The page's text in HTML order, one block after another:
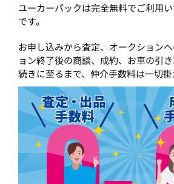
ユーカーパックは完全無料でご利用
です。
お申し込みから査定、オークション
ョン終了後の商談、成約、お車の引
続きに至るまで、仲介手数料は一切掛